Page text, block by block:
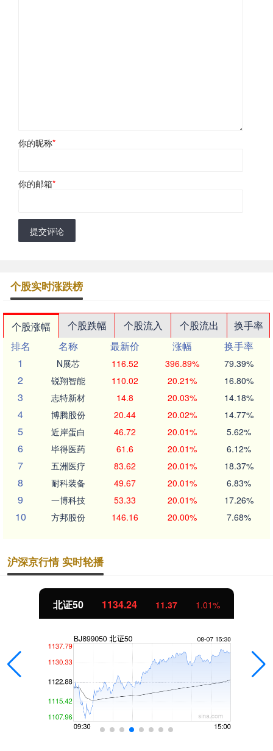
你的昵称*
你的邮箱*
提交评论
个股实时涨跌榜
个股涨幅 个股跌幅 个股流入 个股流出
换手率
排名
名称 最新价 涨幅
换手率
1
N展芯 116.52 396.89% 79.39%
2 锐翔智能 110.02 20.21% 16.80%
3 志特新材 14.8 20.03% 14.18%
4 博腾股份 20.44 20.02% 14.77%
5 近岸蛋白 46.72 20.01% 5.62%
6 毕得医药 61.6 20.01% 6.12%
7 五洲医疗 83.62 20.01% 18.37%
8 耐科装备 49.67 20.01% 6.83%
9 一博科技 53.33 20.01% 17.26%
10 方邦股份 146.16 20.00% 7.68%
沪深京行情 实时轮播
北证50 1134.24 11.37 1.01%